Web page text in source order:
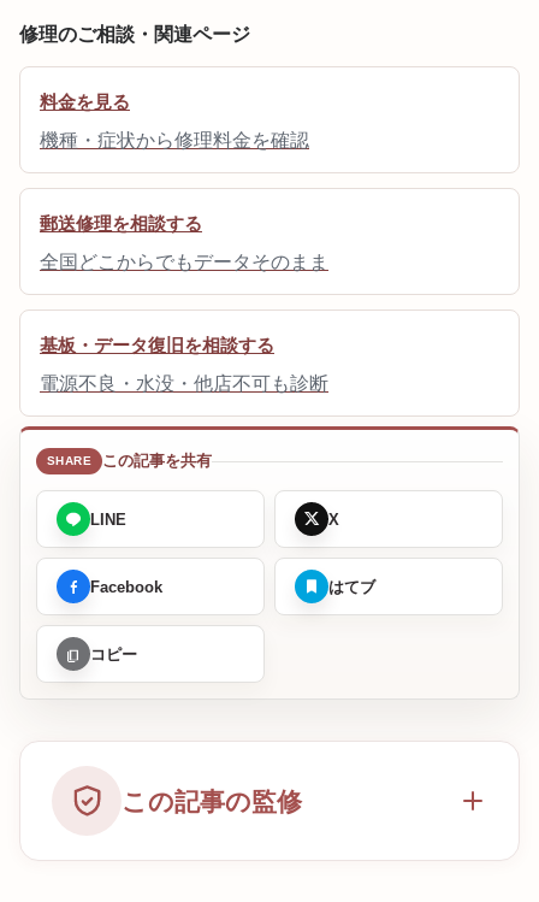
修理のご相談・関連ページ
料金を見る
機種・症状から修理料金を確認
郵送修理を相談する
全国どこからでもデータそのまま
基板・データ復旧を相談する
電源不良・水没・他店不可も診断
この記事を共有
LINE X
Facebook はてブ
コピー
この記事の監修